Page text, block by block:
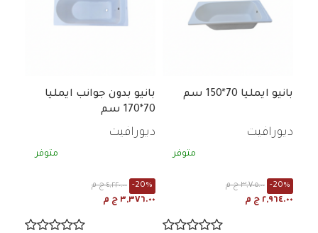
بانيو ايمليا 70*150 سم
ديورافيت
متوفر
٣,٧٠٥.٠٠ ج م -20%
٢,٩٦٤.٠٠ ج م
بانيو بدون جوانب ايمليا
70*170 سم
ديورافيت
متوفر
٤,٢٢٠.٠٠ ج م -20%
٣,٣٧٦.٠٠ ج م